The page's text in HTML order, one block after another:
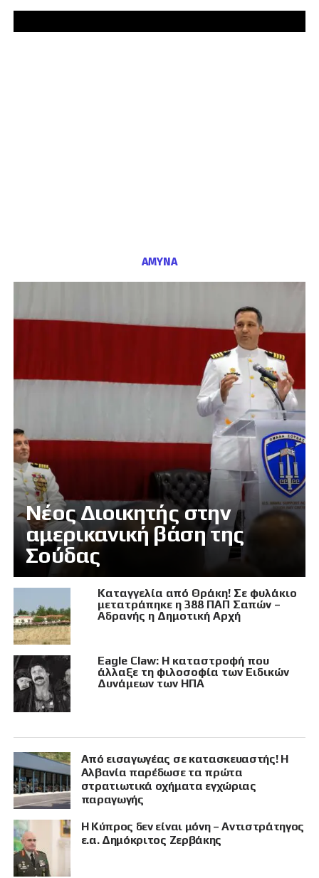
ΑΜΥΝΑ
Νέος Διοικητής στην
αμερικανική βάση της
Σούδας
Καταγγελία από Θράκη! Σε φυλάκιο
μετατράπηκε η 388 ΠΑΠ Σαπών –
Αδρανής η Δημοτική Αρχή
Eagle Claw: Η καταστροφή που
άλλαξε τη φιλοσοφία των Ειδικών
Δυνάμεων των ΗΠΑ
Από εισαγωγέας σε κατασκευαστής! Η
Αλβανία παρέδωσε τα πρώτα
στρατιωτικά οχήματα εγχώριας
παραγωγής
Η Κύπρος δεν είναι μόνη – Αντιστράτηγος
ε.α. Δημόκριτος Ζερβάκης